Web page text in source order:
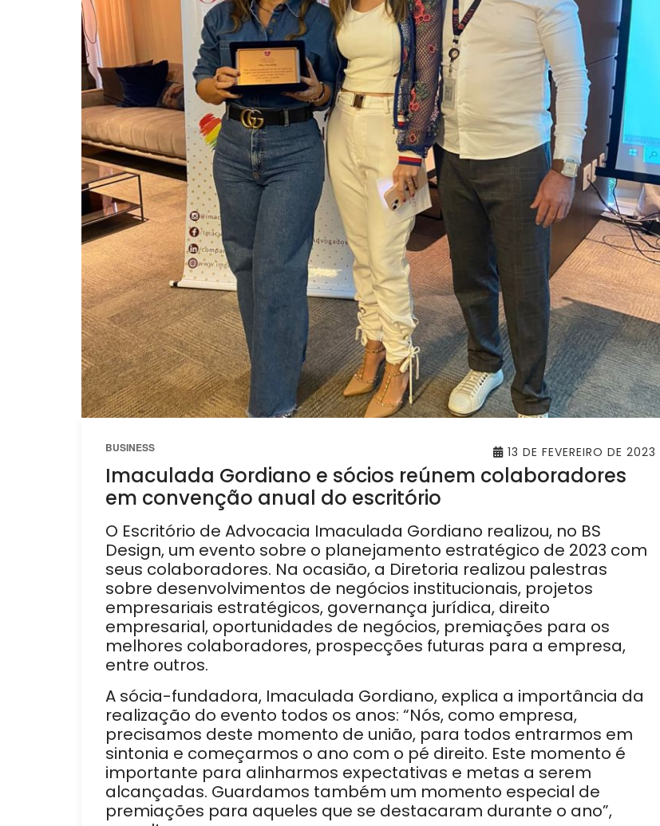
BUSINESS 13 DE FEVEREIRO DE 2023
Imaculada Gordiano e sócios reúnem colaboradores
em convenção anual do escritório
O Escritório de Advocacia Imaculada Gordiano realizou, no BS
Design, um evento sobre o planejamento estratégico de 2023 com
seus colaboradores. Na ocasião, a Diretoria realizou palestras
sobre desenvolvimentos de negócios institucionais, projetos
empresariais estratégicos, governança jurídica, direito
empresarial, oportunidades de negócios, premiações para os
melhores colaboradores, prospecções futuras para a empresa,
entre outros.
A sócia-fundadora, Imaculada Gordiano, explica a importância da
realização do evento todos os anos: “Nós, como empresa,
precisamos deste momento de união, para todos entrarmos em
sintonia e começarmos o ano com o pé direito. Este momento é
importante para alinharmos expectativas e metas a serem
alcançadas. Guardamos também um momento especial de
premiações para aqueles que se destacaram durante o ano”,